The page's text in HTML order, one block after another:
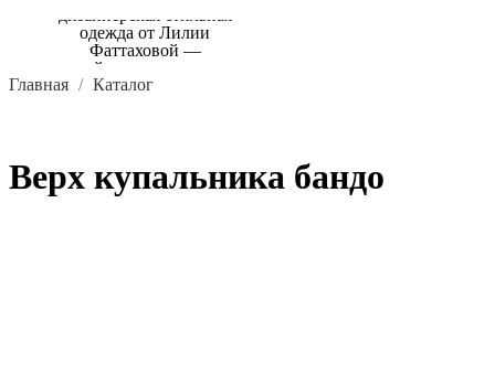
Главная Каталог
Верх купальника бандо